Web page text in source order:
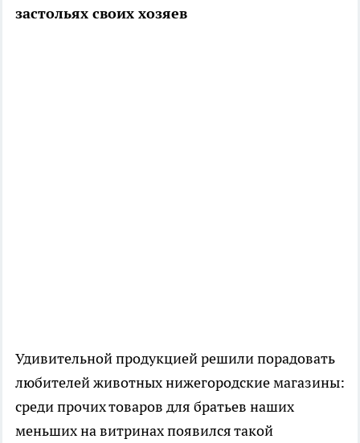
застольях своих хозяев
Удивительной продукцией решили порадовать
любителей животных нижегородские магазины:
среди прочих товаров для братьев наших
меньших на витринах появился такой